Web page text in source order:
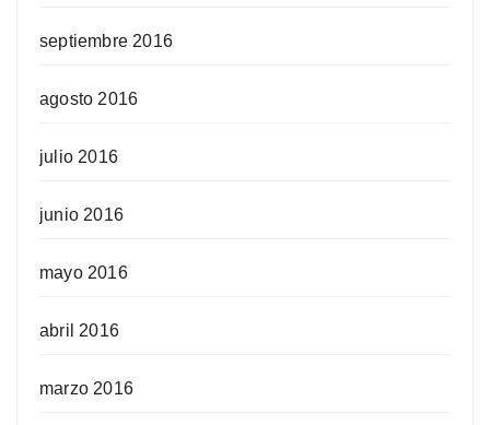
septiembre 2016
agosto 2016
julio 2016
junio 2016
mayo 2016
abril 2016
marzo 2016